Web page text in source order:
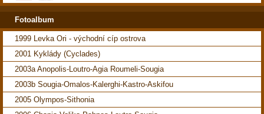
Fotoalbum
1999 Levka Ori - východní cíp ostrova
2001 Kyklády (Cyclades)
2003a Anopolis-Loutro-Agia Roumeli-Sougia
2003b Sougia-Omalos-Kalerghi-Kastro-Askifou
2005 Olympos-Sithonia